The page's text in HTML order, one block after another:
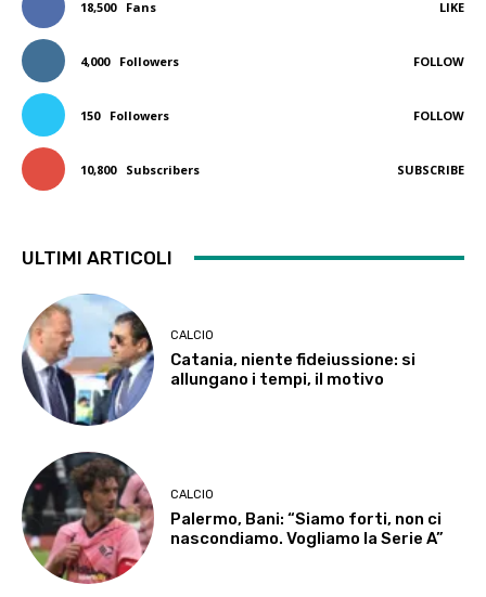
18,500 Fans LIKE
4,000 Followers FOLLOW
150 Followers FOLLOW
10,800 Subscribers SUBSCRIBE
ULTIMI ARTICOLI
CALCIO
Catania, niente fideiussione: si
allungano i tempi, il motivo
CALCIO
Palermo, Bani: “Siamo forti, non ci
nascondiamo. Vogliamo la Serie A”